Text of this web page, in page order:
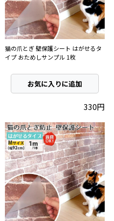
猫の爪とぎ 壁保護シート はがせるタ
イプ おためしサンプル 1枚
お気に入りに追加
330円